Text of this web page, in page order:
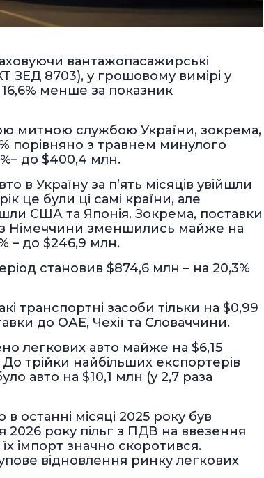
вантажопасажирські
ЗЕД 8703), у грошовому вимірі у
16,6% менше за показник
митною службою України, зокрема,
порівняно з травнем минулого
до $400,4 млн.
в Україну за п’ять місяців увійшли
це були ці самі країни, але
США та Японія. Зокрема, поставки
з Німеччини зменшились майже на
– до $246,9 млн.
становив $874,6 млн – на 20,3%
транспортні засоби тільки на $0,99
до ОАЕ, Чехії та Словаччини.
легкових авто майже на $6,15
трійки найбільших експортерів
авто на $10,1 млн (у 2,7 раза
останні місяці 2025 року був
2026 року пільг з ПДВ на ввезення
імпорт значно скоротився.
відновлення ринку легкових